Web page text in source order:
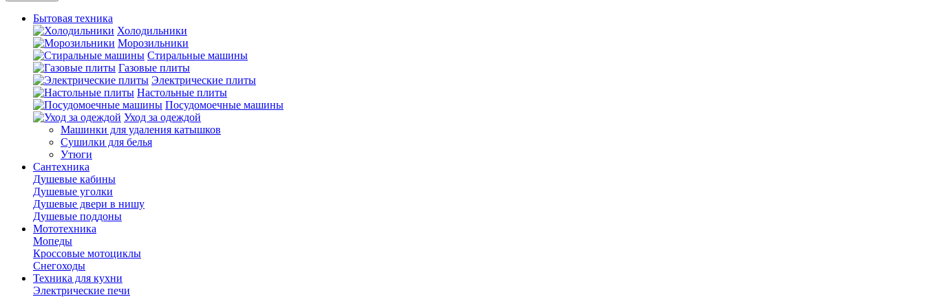
Бытовая техника
Холодильники
Морозильники
Стиральные машины
Газовые плиты
Электрические плиты
Настольные плиты
Посудомоечные машины
Уход за одеждой
Машинки для удаления катышков
Сушилки для белья
Утюги
Сантехника
Душевые кабины
Душевые уголки
Душевые двери в нишу
Душевые поддоны
Мототехника
Мопеды
Кроссовые мотоциклы
Снегоходы
Техника для кухни
Электрические печи